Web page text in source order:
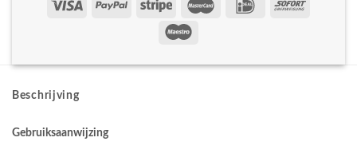
Beschrijving
Gebruiksaanwijzing